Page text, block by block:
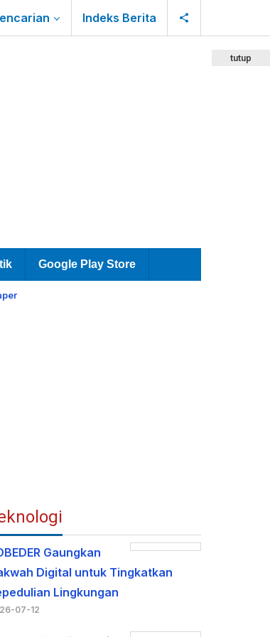
Indeks Berita
Google Play Store
tutup
Gaungkan
Digital untuk Tingkatkan
Lingkungan
07-12